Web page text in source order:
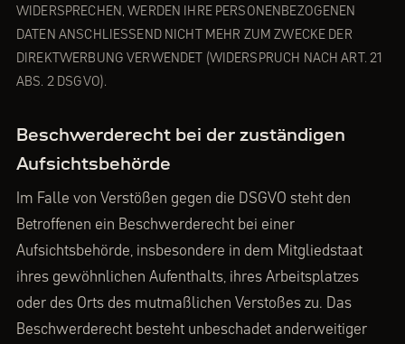
WIDERSPRECHEN, WERDEN IHRE PERSONENBEZOGENEN
DATEN ANSCHLIESSEND NICHT MEHR ZUM ZWECKE DER
DIREKTWERBUNG VERWENDET (WIDERSPRUCH NACH ART. 21
ABS. 2 DSGVO).
Beschwerderecht bei der zuständigen
Aufsichtsbehörde
Im Falle von Verstößen gegen die DSGVO steht den
Betroffenen ein Beschwerderecht bei einer
Aufsichtsbehörde, insbesondere in dem Mitgliedstaat
ihres gewöhnlichen Aufenthalts, ihres Arbeitsplatzes
oder des Orts des mutmaßlichen Verstoßes zu. Das
Beschwerderecht besteht unbeschadet anderweitiger